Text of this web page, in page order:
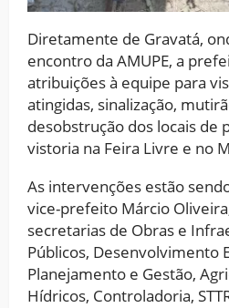
Diretamente de Gravatá,
encontro da AMUPE, a
atribuições à equipe para
atingidas, sinalização,
desobstrução dos locais de
vistoria na Feira Livre e no
As intervenções estão
vice-prefeito Márcio
secretarias de Obras e
Públicos, Desenvolvimento
Planejamento e Gestão,
Hídricos, Controladoria,